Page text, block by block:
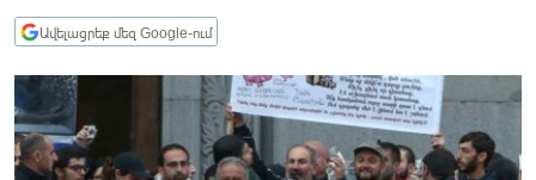
ՏՆՏԵՍՈՒԹՅՈՒՆ
ՊԱՏԵՐԱԶՄԻ 6 ՇԱԲԱԹՆԵՐԸ
ՏԱՐԱԾԱՇՐՋԱՆ
Ավելացրեք մեզ Google-ում